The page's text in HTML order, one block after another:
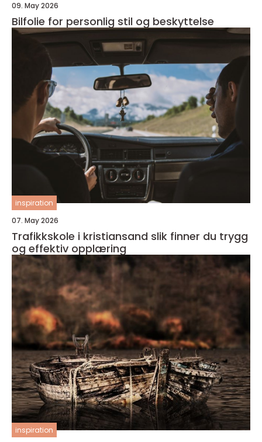
09. May 2026
Bilfolie for personlig stil og beskyttelse
inspiration
07. May 2026
Trafikkskole i kristiansand slik finner du trygg
og effektiv opplæring
inspiration